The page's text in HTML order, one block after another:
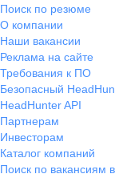
Поиск по резюме
О компании
Наши вакансии
Реклама на сайте
Требования к ПО
Безопасный
HeadHunter API
Партнерам
Инвесторам
Каталог компаний
Поиск по вакансиям